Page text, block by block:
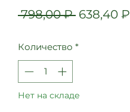
798,00 ₽ Обычная
638,40 ₽
Количество *
Нет на складе